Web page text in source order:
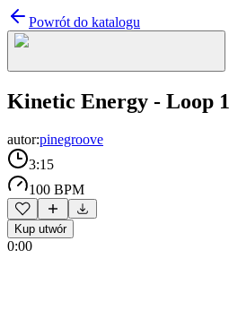
Powrót do katalogu
Kinetic Energy - Loop 1
autor:pinegroove
3:15
100 BPM
Kup utwór
0:00